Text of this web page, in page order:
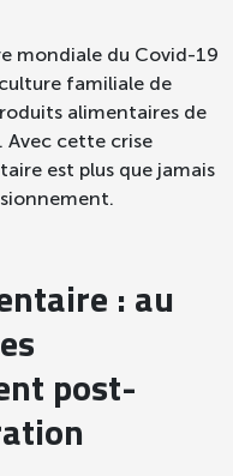
mondiale du Covid-19
familiale de
alimentaires de
Avec cette crise
est plus que jamais
: au
post-